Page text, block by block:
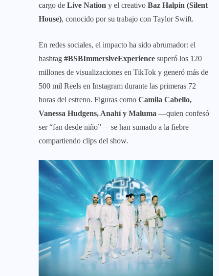
cargo de Live Nation y el creativo Baz Halpin (Silent
House), conocido por su trabajo con Taylor Swift.
En redes sociales, el impacto ha sido abrumador: el
hashtag #BSBImmersiveExperience superó los 120
millones de visualizaciones en TikTok y generó más de
500 mil Reels en Instagram durante las primeras 72
horas del estreno. Figuras como Camila Cabello,
Vanessa Hudgens, Anahí y Maluma —quien confesó
ser “fan desde niño”— se han sumado a la fiebre
compartiendo clips del show.